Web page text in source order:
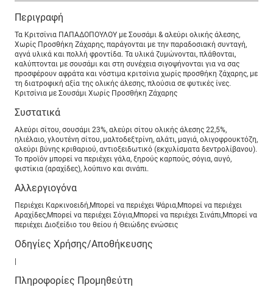
Περιγραφή
Τα Κριτσίνια ΠΑΠΑΔΟΠΟΥΛΟΥ με Σουσάμι & αλεύρι ολικής άλεσης,
Χωρίς Προσθήκη Ζάχαρης, παράγονται με την παραδοσιακή συνταγή,
αγνά υλικά και πολλή φροντίδα. Τα υλικά ζυμώνονται, πλάθονται,
καλύπτονται με σουσάμι και στη συνέχεια σιγοψήνονται για να σας
προσφέρουν αφράτα και νόστιμα κριτσίνια χωρίς προσθήκη ζάχαρης, με
τη διατροφική αξία της ολικής άλεσης, πλούσια σε φυτικές ίνες.
Κριτσίνια με Σουσάμι Χωρίς Προσθήκη Ζάχαρης
Συστατικά
Αλεύρι σίτου, σουσάμι 23%, αλεύρι σίτου ολικής άλεσης 22,5%,
ηλιέλαιο, γλουτένη σίτου, μαλτοδεξτρίνη, αλάτι, μαγιά, ολιγοφρουκτόζη,
αλεύρι βύνης κριθαριού, αντιοξειδωτικό (εκχυλίσματα δεντρολίβανου).
To προϊόν μπορεί να περιέχει γάλα, ξηρούς καρπούς, σόγια, αυγό,
φιστίκια (αραχίδες), λούπινο και σινάπι.
Αλλεργιογόνα
Περιέχει Καρκινοειδή,Μπορεί να περιέχει Ψάρια,Μπορεί να περιέχει
Αραχίδες,Μπορεί να περιέχει Σόγια,Μπορεί να περιέχει Σινάπι,Μπορεί να
περιέχει Διοξείδιο του θείου ή Θειώδης ενώσεις
Οδηγίες Χρήσης/Αποθήκευσης
Πληροφορίες Προμηθεύτη